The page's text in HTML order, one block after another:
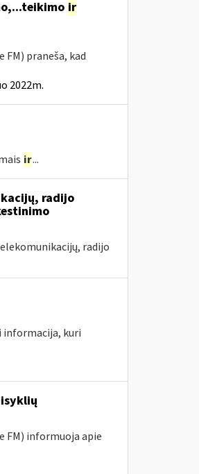
ir
FM) praneša, kad
2022m.
ir...
radijo
radijo
informacija, kuri
FM) informuoja apie